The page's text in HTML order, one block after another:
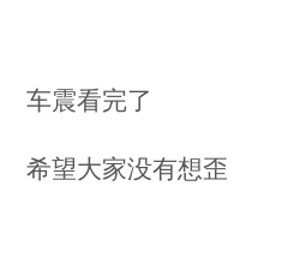
车震看完了
希望大家没有想歪